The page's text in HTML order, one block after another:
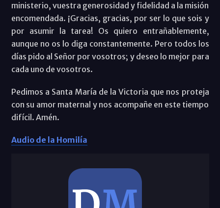
ministerio, vuestra generosidad y fidelidad a la misión
encomendada. ¡Gracias, gracias, por ser lo que sois y
por asumir la tarea! Os quiero entrañablemente,
aunque no os lo diga constantemente. Pero todos los
días pido al Señor por vosotros; y deseo lo mejor para
cada uno de vosotros.
Pedimos a Santa María de la Victoria que nos proteja
con su amor maternal y nos acompañe en este tiempo
difícil. Amén.
Audio de la Homilía